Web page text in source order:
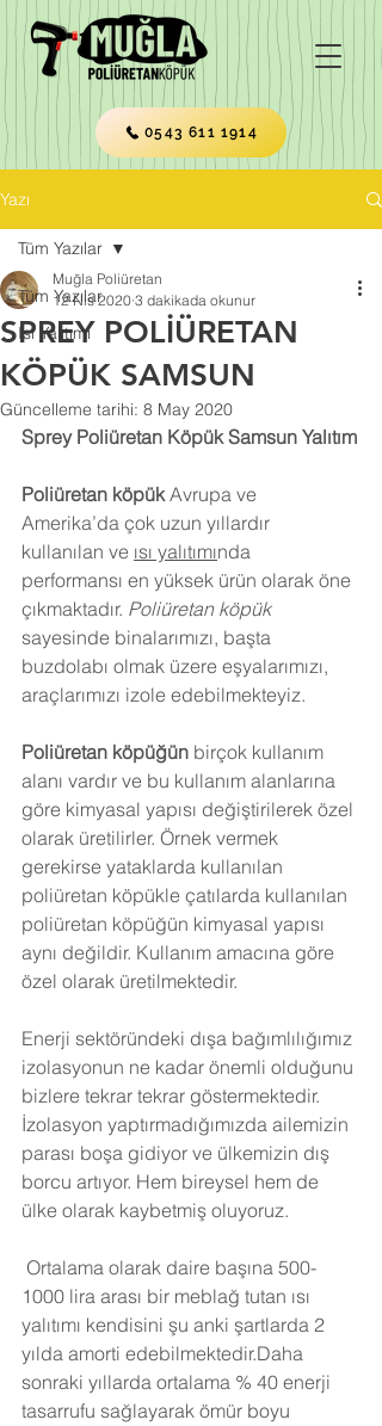
0543 611 1914
Yazı
Tüm Yazılar
Isı Yalıtımı
Tüm Yazılar
SPREY POLİÜRETAN
KÖPÜK SAMSUN
Muğla Poliüretan
12 Nis 2020 3 dakikada okunur
Güncelleme tarihi: 8 May 2020
Sprey Poliüretan Köpük Samsun Yalıtım
Poliüretan köpük Avrupa ve
Amerika’da çok uzun yıllardır
kullanılan ve ısı yalıtımında
performansı en yüksek ürün olarak öne
çıkmaktadır. Poliüretan köpük
sayesinde binalarımızı, başta
buzdolabı olmak üzere eşyalarımızı,
araçlarımızı izole edebilmekteyiz.
Poliüretan köpüğün birçok kullanım
alanı vardır ve bu kullanım alanlarına
göre kimyasal yapısı değiştirilerek özel
olarak üretilirler. Örnek vermek
gerekirse yataklarda kullanılan
poliüretan köpükle çatılarda kullanılan
poliüretan köpüğün kimyasal yapısı
aynı değildir. Kullanım amacına göre
özel olarak üretilmektedir.
Enerji sektöründeki dışa bağımlılığımız
izolasyonun ne kadar önemli olduğunu
bizlere tekrar tekrar göstermektedir.
İzolasyon yaptırmadığımızda ailemizin
parası boşa gidiyor ve ülkemizin dış
borcu artıyor. Hem bireysel hem de
ülke olarak kaybetmiş oluyoruz.
Ortalama olarak daire başına 500-
1000 lira arası bir meblağ tutan ısı
yalıtımı kendisini şu anki şartlarda 2
yılda amorti edebilmektedir.Daha
sonraki yıllarda ortalama % 40 enerji
tasarrufu sağlayarak ömür boyu